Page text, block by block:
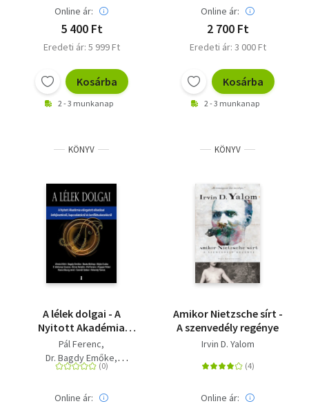
Online ár:
5 400 Ft
Eredeti ár: 5 999 Ft
Kosárba
2 - 3 munkanap
Online ár:
2 700 Ft
Eredeti ár: 3 000 Ft
Kosárba
2 - 3 munkanap
KÖNYV
A lélek dolgai - A
Nyitott Akadémia
válogatott előadásai
önfejlesztésről,
kapcsolatokról és
Pál Ferenc
Dr. Bagdy Emőke
Böjte Csaba
Szendi Gábor
Online ár:
KÖNYV
Amikor Nietzsche sírt -
A szenvedély regénye
Irvin D. Yalom
Online ár: